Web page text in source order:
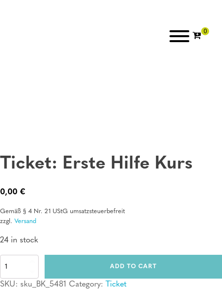
Ticket: Erste Hilfe Kurs
0,00 €
Gemäß § 4 Nr. 21 UStG umsatzsteuerbefreit
zzgl. Versand
24 in stock
Ticket:
Hilfe
ADD TO CART
SKU: sku_BK_5481 Category: Ticket